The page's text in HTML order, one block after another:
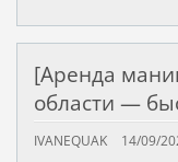
[Аренда
области —
IVANEQUAK 14/09/